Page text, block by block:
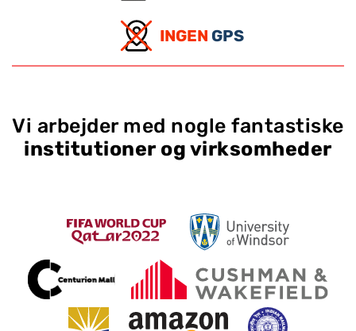
INGEN GPS
Vi arbejder med nogle fantastiske
institutioner og virksomheder